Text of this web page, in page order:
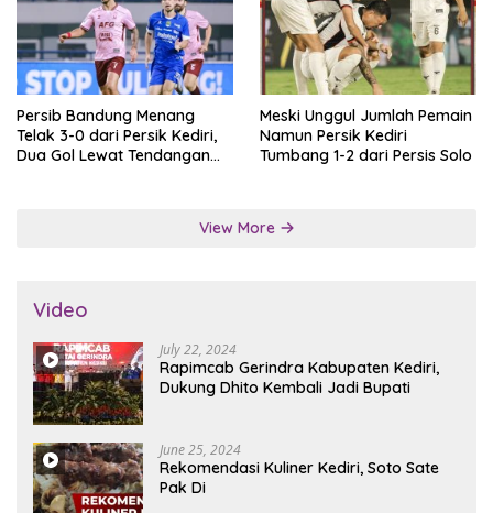
Persib Bandung Menang
Telak 3-0 dari Persik Kediri,
Dua Gol Lewat Tendangan
Meski Unggul Jumlah Pemain
Namun Persik Kediri
Tumbang 1-2 dari Persis Solo
View More
Video
July 22, 2024
Rapimcab Gerindra Kabupaten Kediri,
Dukung Dhito Kembali Jadi Bupati
June 25, 2024
Rekomendasi Kuliner Kediri, Soto Sate
Pak Di